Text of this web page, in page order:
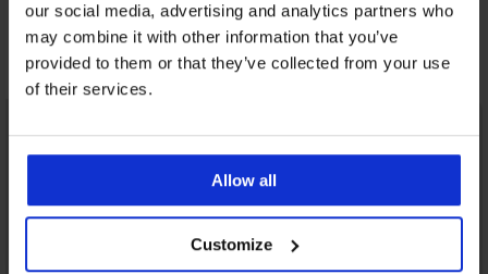
our social media, advertising and analytics partners who
may combine it with other information that you’ve
provided to them or that they’ve collected from your use
of their services.
Allow all
Customize
Otkrijte slične komade